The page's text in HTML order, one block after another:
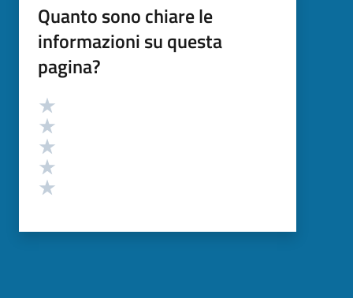
Quanto sono chiare le
informazioni su questa
pagina?
Valutazione